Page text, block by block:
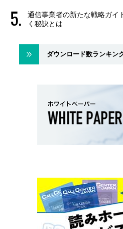
通信事業者の新たな戦略ガ
く秘訣とは
ダウンロード数ランキン